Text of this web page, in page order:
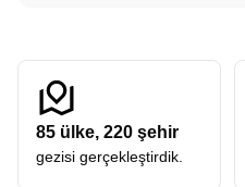
85 ülke, 220 şehir
gezisi gerçekleştirdik.